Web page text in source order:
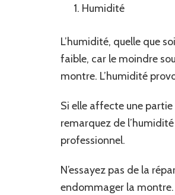
Humidité
L’humidité, quelle que
faible, car le moindre
montre. L’humidité
Si elle affecte une
remarquez de
professionnel.
N’essayez pas de la
endommager la montre.